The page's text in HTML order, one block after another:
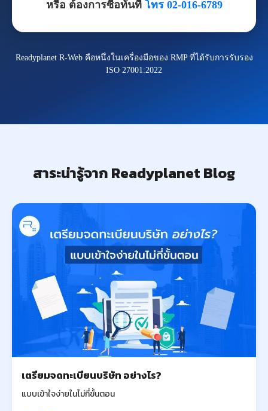
หรือ ต้องการซื้อทันที โทร 02-016-6789
Readyplanet R-Web คือหนึ่งในเครื่องมือของ RMP ที่ได้รับการรับรอง
ISO 27001:2022
สาระน่ารู้จาก Readyplanet Blog
เตรียมจดทะเบียนบริษัท อย่างไร?
แบบเข้าใจง่ายในไม่กี่ขั้นตอน